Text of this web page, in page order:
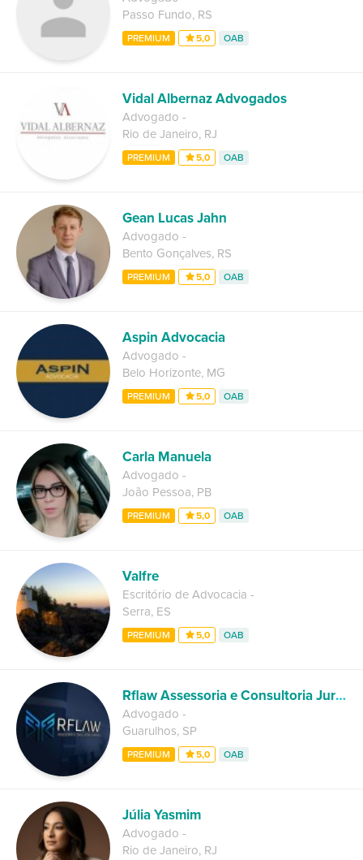
Passo Fundo, RS
PREMIUM 5,0 OAB
Vidal Albernaz Advogados
Advogado -
Rio de Janeiro, RJ
PREMIUM 5,0 OAB
Gean Lucas Jahn
Advogado -
Bento Gonçalves, RS
PREMIUM 5,0 OAB
Aspin Advocacia
Advogado -
Belo Horizonte, MG
PREMIUM 5,0 OAB
Carla Manuela
Advogado -
João Pessoa, PB
PREMIUM 5,0 OAB
Valfre
Escritório de Advocacia -
Serra, ES
PREMIUM 5,0 OAB
Rflaw Assessoria e Consultoria Juridica
Advogado -
Guarulhos, SP
PREMIUM 5,0 OAB
Júlia Yasmim
Advogado -
Rio de Janeiro, RJ